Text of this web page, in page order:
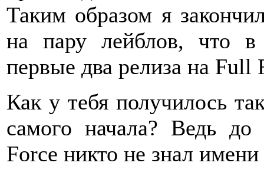
Таким образом я
на пару лейблов, что
первые два релиза на Full
Как у тебя получилось
самого начала? Ведь
Force никто не знал